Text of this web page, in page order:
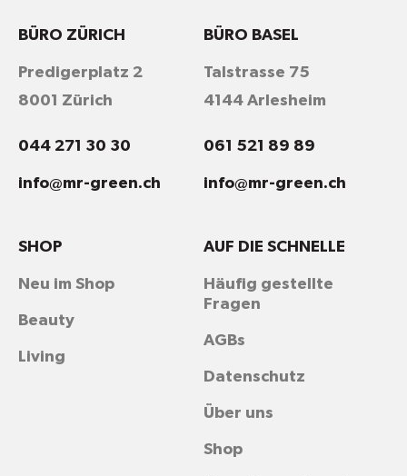
BÜRO ZÜRICH
Predigerplatz 2
8001 Zürich
044 271 30 30
info@mr-green.ch
BÜRO BASEL
Talstrasse 75
4144 Arlesheim
061 521 89 89
info@mr-green.ch
AUF DIE SCHNELLE
Häufig gestellte
Fragen
AGBs
Datenschutz
Über uns
Shop
SHOP
Neu im Shop
Beauty
Living